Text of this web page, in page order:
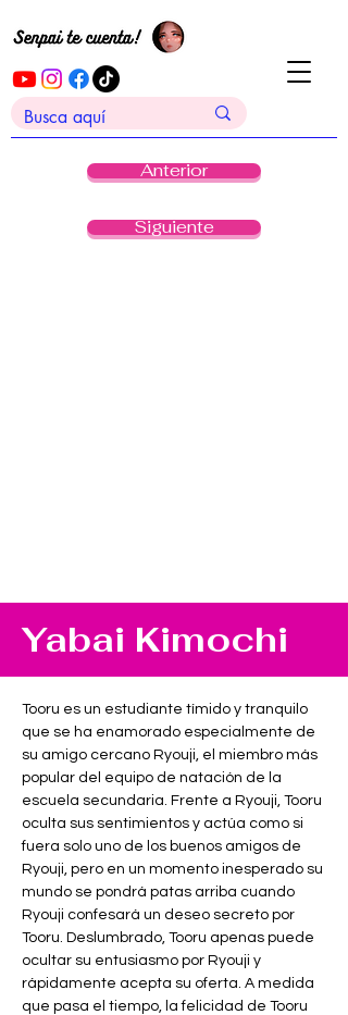
Anterior
Siguiente
Yabai Kimochi
Tooru es un estudiante tímido y tranquilo
que se ha enamorado especialmente de
su amigo cercano Ryouji, el miembro más
popular del equipo de natación de la
escuela secundaria. Frente a Ryouji, Tooru
oculta sus sentimientos y actúa como si
fuera solo uno de los buenos amigos de
Ryouji, pero en un momento inesperado su
mundo se pondrá patas arriba cuando
Ryouji confesará un deseo secreto por
Tooru. Deslumbrado, Tooru apenas puede
ocultar su entusiasmo por Ryouji y
rápidamente acepta su oferta. A medida
que pasa el tiempo, la felicidad de Tooru